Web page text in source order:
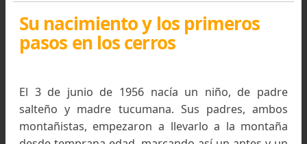
Su nacimiento y los primeros
pasos en los cerros
El 3 de junio de 1956 nacía un niño, de